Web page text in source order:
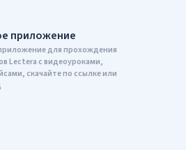
приложение
для прохождения
Lectera c видеоуроками,
скачайте по ссылке или